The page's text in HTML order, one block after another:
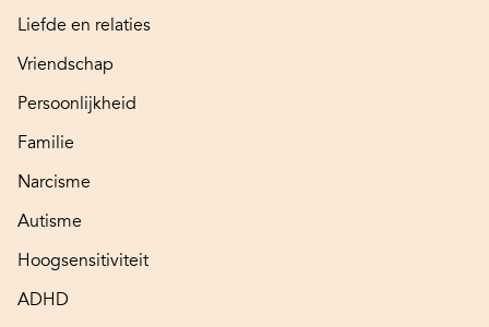
Liefde en relaties
Vriendschap
Persoonlijkheid
Familie
Narcisme
Autisme
Hoogsensitiviteit
ADHD